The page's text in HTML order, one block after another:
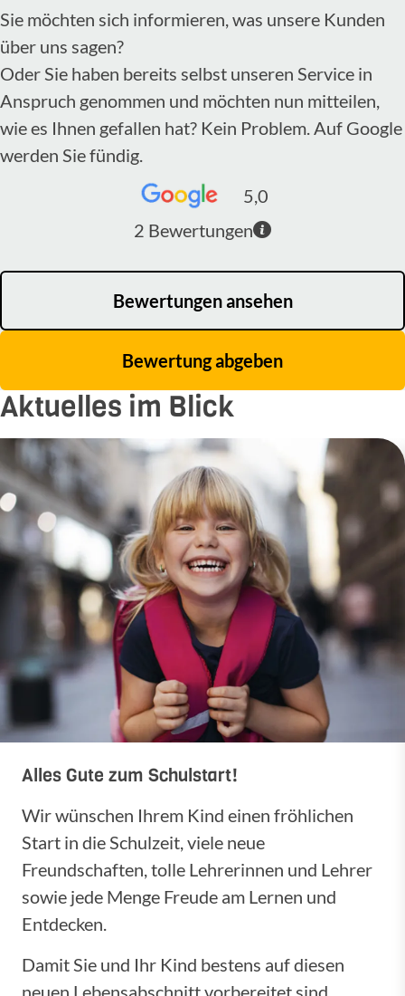
Sie möchten sich informieren, was unsere Kunden
über uns sagen?
Oder Sie haben bereits selbst unseren Service in
Anspruch genommen und möchten nun mitteilen,
wie es Ihnen gefallen hat? Kein Problem. Auf Google
werden Sie fündig.
5,0
2 Bewertungen
Bewertungen ansehen
Bewertung abgeben
Aktuelles im Blick
Alles Gute zum Schulstart!
Wir wünschen Ihrem Kind einen fröhlichen
Start in die Schulzeit, viele neue
Freundschaften, tolle Lehrerinnen und Lehrer
sowie jede Menge Freude am Lernen und
Entdecken.
Damit Sie und Ihr Kind bestens auf diesen
neuen Lebensabschnitt vorbereitet sind,